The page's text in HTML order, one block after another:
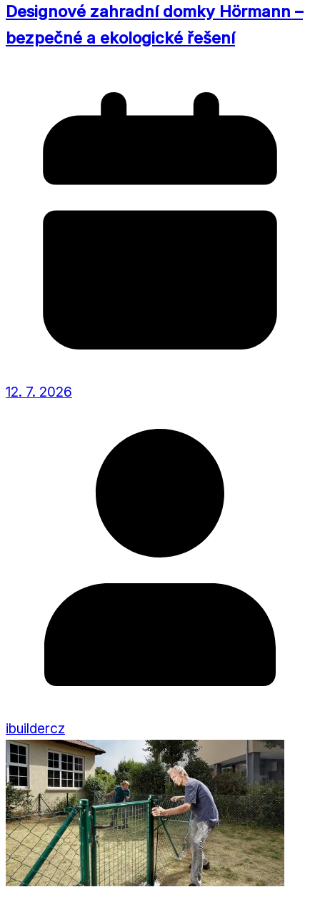
Designové zahradní domky Hörmann –
bezpečné a ekologické řešení
12. 7. 2026
ibuildercz